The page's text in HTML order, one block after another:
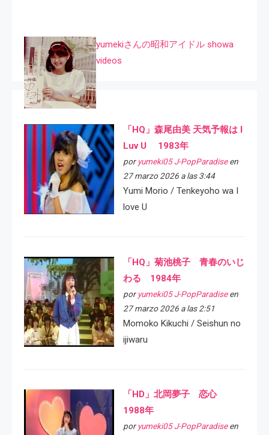
yumekiさんの昭和アイドル showa
videos
「HQ」森尾由美 天気予報は I
Luv U 1983年
por yumeki05 J-PopParadiseen
27 marzo 2026 a las 3:44
Yumi Morio / Tenkeyoho wa I
love U
「HQ」菊池桃子 青春のいじ
わる 1984年
por yumeki05 J-PopParadiseen
27 marzo 2026 a las 2:51
Momoko Kikuchi / Seishun no
ijiwaru
「HD」北岡夢子 恋心
1988年
por yumeki05 J-PopParadiseen